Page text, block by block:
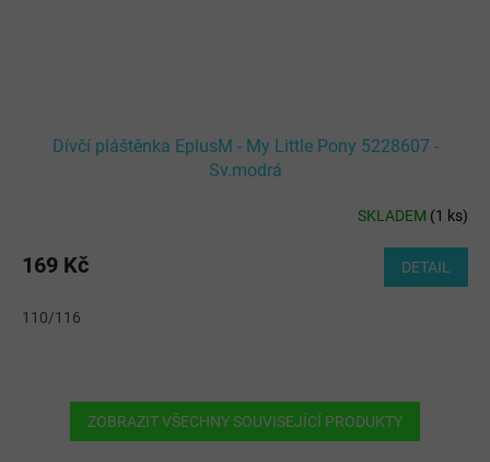
Dívčí pláštěnka EplusM - My Little Pony 5228607 -
Sv.modrá
SKLADEM (1 ks)
169 Kč DETAIL
110/116
ZOBRAZIT VŠECHNY SOUVISEJÍCÍ PRODUKTY